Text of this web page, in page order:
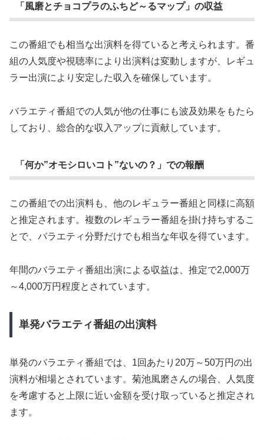
「風磨とチョコプラのふちど～るマップ」の収益
この番組でも相当な出演料を得ていると考えられます。番
組の人気度や視聴率により出演料は変動しますが、レギュ
ラー出演により安定した収入を確保しています。
バラエティ番組での人気が他の仕事にも波及効果をもたら
しており、総合的な収入アップに貢献しています。
「何か”オモシロいコト”ないの？」での報酬
この番組での出演料も、他のレギュラー番組と同様に高額
と推定されます。複数のレギュラー番組を掛け持ちするこ
とで、バラエティ分野だけでも相当な年収を得ています。
年間のバラエティ番組出演による収益は、推定で2,000万
～4,000万円程度とされています。
単発バラエティ番組の出演料
単発のバラエティ番組では、1回あたり20万～50万円の出
演料が相場とされています。菊池風磨さんの場合、人気度
を考慮すると上限に近い金額を受け取っていると推定され
ます。